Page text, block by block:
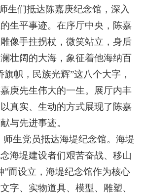
生们抵达陈嘉庚纪念馆，深入
生平事迹。在序厅中央，陈嘉
像手拄拐杖，微笑站立，身后
壮阔的大海，象征着他海纳百
旗帜，民族光辉”这八个大字，
庚先生伟大的一生。展厅内丰
真实、生动的方式展现了陈嘉
与先进事迹。
师生党员抵达海堤纪念馆。海堤
海堤建设者们艰苦奋战、移山
”而设立，海堤纪念馆作为核心
字、实物道具、模型、雕塑、